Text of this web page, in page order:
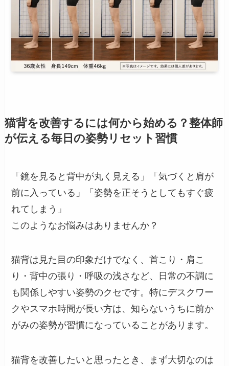
猫背を改善するには何から始める？整体師
が伝える毎日の姿勢リセット習慣
「鏡を見ると背中が丸く見える」「気づくと肩が
前に入っている」「姿勢を正そうとしてもすぐ疲
れてしまう」
このようなお悩みはありませんか？
猫背は見た目の印象だけでなく、首こり・肩こ
り・背中の張り・呼吸の浅さなど、日常の不調に
も関係しやすい姿勢のクセです。特にデスクワー
クやスマホ時間が長い方は、知らないうちに前か
がみの姿勢が習慣になっていることがあります。
猫背を改善したいと思ったとき、まず大切なのは